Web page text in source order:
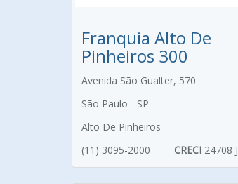
Franquia Alto De
Pinheiros 300
Avenida São Gualter, 570
São Paulo - SP
Alto De Pinheiros
(11) 3095-2000
CRECI 24708 J